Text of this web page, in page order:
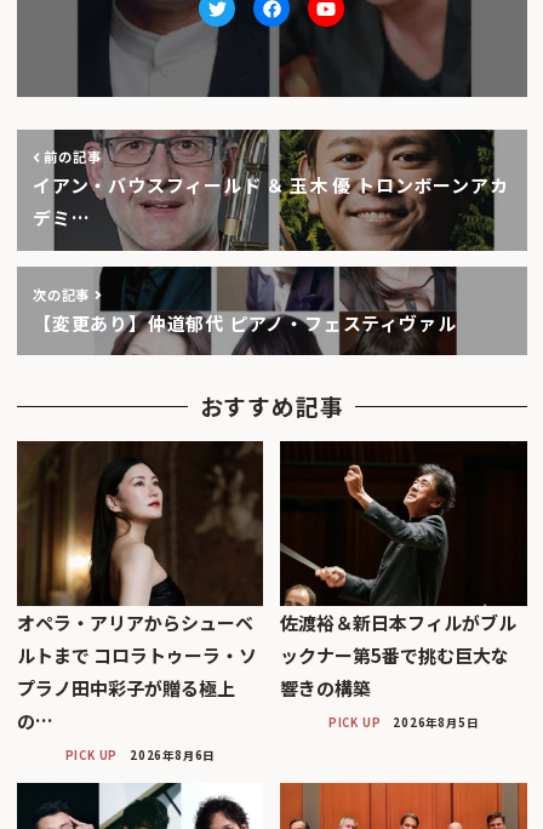
TwitterfacebookYoutube
前の記事
イアン・バウスフィールド ＆ 玉木 優 トロンボーンアカ
デミ…
次の記事
【変更あり】仲道郁代 ピアノ・フェスティヴァル
おすすめ記事
オペラ・アリアからシューベ
ルトまで コロラトゥーラ・ソ
プラノ田中彩子が贈る極上
の…
PICK UP 2026年8月6日
佐渡裕＆新日本フィルがブル
ックナー第5番で挑む巨大な
響きの構築
PICK UP 2026年8月5日